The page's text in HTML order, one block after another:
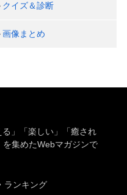
クイズ＆診断
画像まとめ
」「楽しい」「癒され
集めたWebマガジンで
ランキング